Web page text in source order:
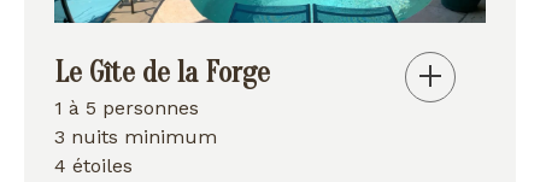
Le Gîte de la Forge
1 à 5 personnes
3 nuits minimum
4 étoiles